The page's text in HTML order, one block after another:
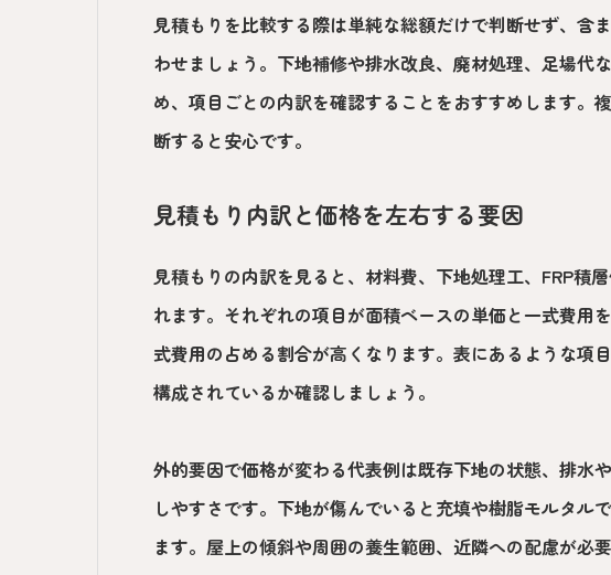
見積もりを比較する際は単純な総額だけで判断せず、含
わせましょう。下地補修や排水改良、廃材処理、足場代
め、項目ごとの内訳を確認することをおすすめします。
断すると安心です。
見積もり内訳と価格を左右する要因
見積もりの内訳を見ると、材料費、下地処理工、FRP積
れます。それぞれの項目が面積ベースの単価と一式費用
式費用の占める割合が高くなります。表にあるような項
構成されているか確認しましょう。
外的要因で価格が変わる代表例は既存下地の状態、排水
しやすさです。下地が傷んでいると充填や樹脂モルタル
ます。屋上の傾斜や周囲の養生範囲、近隣への配慮が必